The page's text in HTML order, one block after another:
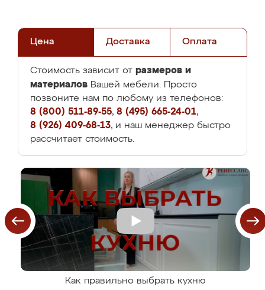
Цена Доставка Оплата
Стоимость зависит от размеров и
материалов Вашей мебели. Просто
позвоните нам по любому из телефонов:
8 (800) 511-89-55, 8 (495) 665-24-01,
8 (926) 409-68-13, и наш менеджер быстро
рассчитает стоимость.
Как правильно выбрать кухню